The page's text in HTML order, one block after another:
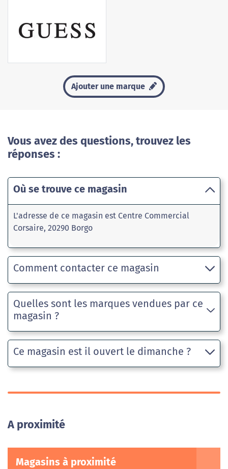
Ajouter une marque
Vous avez des questions, trouvez les
réponses :
Où se trouve ce magasin
L'adresse de ce magasin est Centre Commercial
Corsaire, 20290 Borgo
Comment contacter ce magasin
Quelles sont les marques vendues par ce
magasin ?
Ce magasin est il ouvert le dimanche ?
A proximité
Magasins à proximité